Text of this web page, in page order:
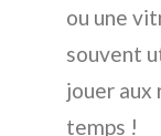
ou une
souvent
jouer aux
temps !